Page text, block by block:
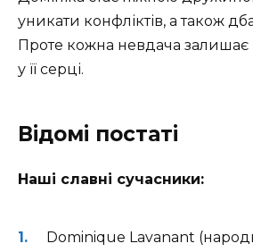
уникати конфліктів, а також
Проте кожна невдача
у її серці.
Відомі постаті
Наші славні сучасники:
Dominique Lavanant